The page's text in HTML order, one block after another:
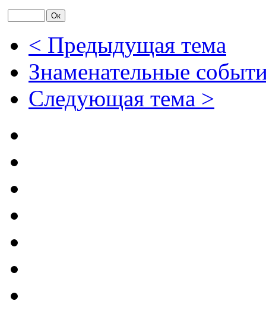
< Предыдущая тема
Знаменательные
Следующая тема >